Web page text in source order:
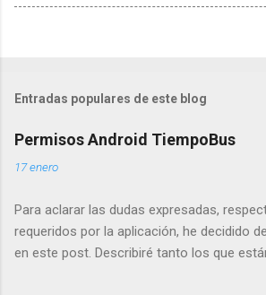
Entradas populares de este blog
Permisos Android TiempoBus
17 enero
Para aclarar las dudas expresadas,
requeridos por la aplicación, he decidido
en este post. Describiré tanto los que